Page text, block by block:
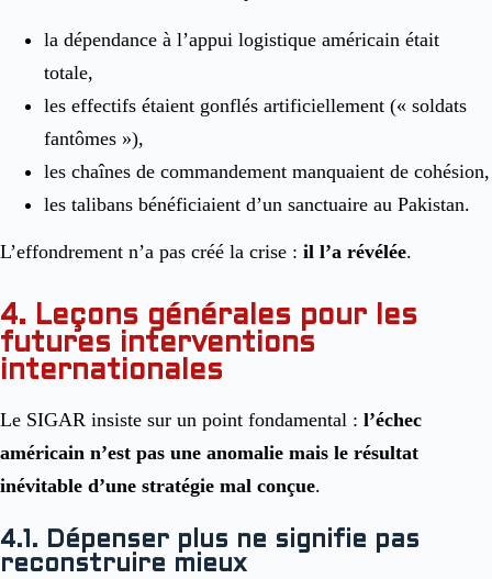
la dépendance à l’appui logistique américain était
totale,
les effectifs étaient gonflés artificiellement (« soldats
fantômes »),
les chaînes de commandement manquaient de cohésion,
les talibans bénéficiaient d’un sanctuaire au Pakistan.
L’effondrement n’a pas créé la crise : il l’a révélée.
4. Leçons générales pour les
futures interventions
internationales
Le SIGAR insiste sur un point fondamental : l’échec
américain n’est pas une anomalie mais le résultat
inévitable d’une stratégie mal conçue.
4.1. Dépenser plus ne signifie pas
reconstruire mieux